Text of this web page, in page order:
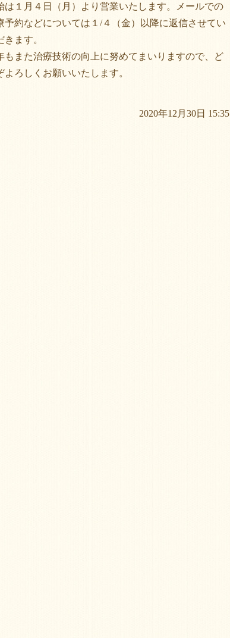
は１月４日（月）より営業いたします。メールでの
予約などについては１/４（金）以降に返信させてい
きます。
もまた治療技術の向上に努めてまいりますので、ど
よろしくお願いいたします。
2020年12月30日 15:35